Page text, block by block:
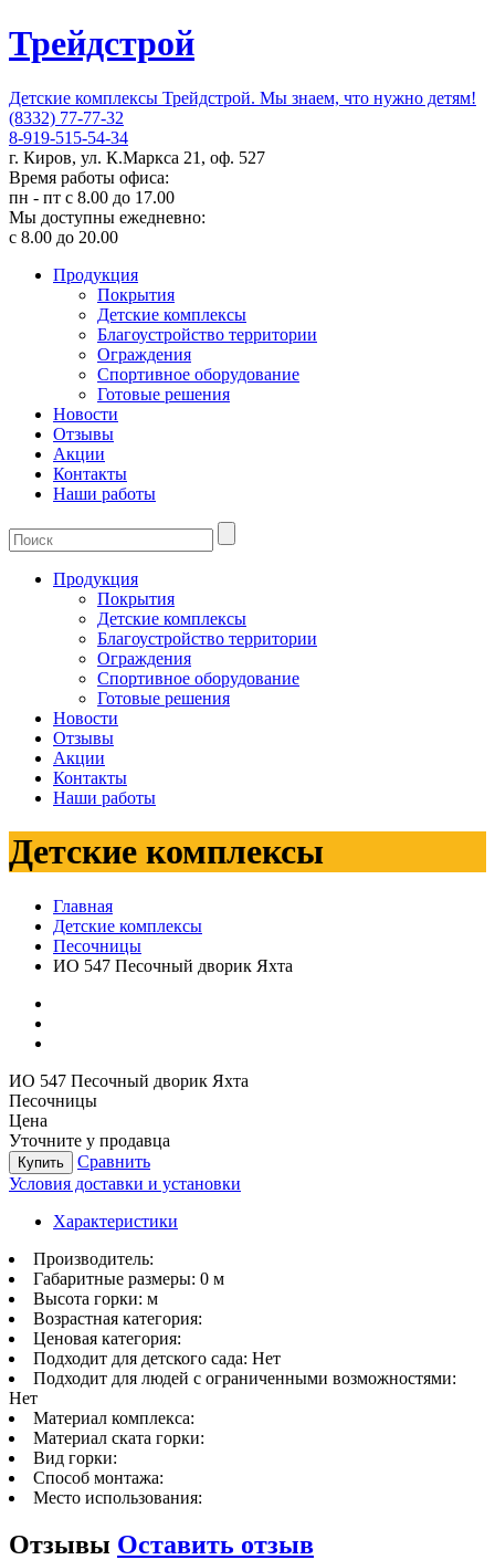
Трейдстрой
Детские комплексы Трейдстрой. Мы знаем, что нужно детям!
(8332) 77-77-32
8-919-515-54-34
г. Киров, ул. К.Маркса 21, оф. 527
Время работы офиса:
пн - пт с 8.00 до 17.00
Мы доступны ежедневно:
с 8.00 до 20.00
Продукция
Покрытия
Детские комплексы
Благоустройство территории
Ограждения
Спортивное оборудование
Готовые решения
Новости
Отзывы
Акции
Контакты
Наши работы
Продукция
Покрытия
Детские комплексы
Благоустройство территории
Ограждения
Спортивное оборудование
Готовые решения
Новости
Отзывы
Акции
Контакты
Наши работы
Детские комплексы
Главная
Детские комплексы
Песочницы
ИО 547 Песочный дворик Яхта
ИО 547 Песочный дворик Яхта
Песочницы
Цена
Уточните у продавца
Купить
Сравнить
Условия доставки и установки
Характеристики
Производитель:
Габаритные размеры: 0 м
Высота горки: м
Возрастная категория:
Ценовая категория:
Подходит для детского сада: Нет
Подходит для людей с ограниченными возможностями:
Нет
Материал комплекса:
Материал ската горки:
Вид горки:
Способ монтажа:
Место использования:
Отзывы Оставить отзыв